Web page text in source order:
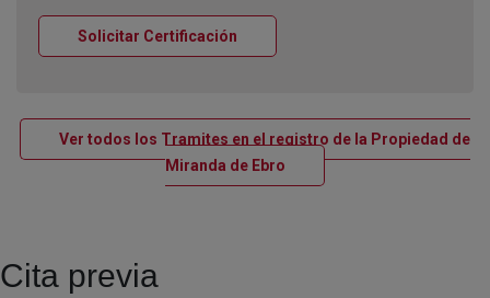
Solicitar Certificación
Ver todos los Tramites en el registro de la Propiedad de
Miranda de Ebro Ventana nueva
Cita previa